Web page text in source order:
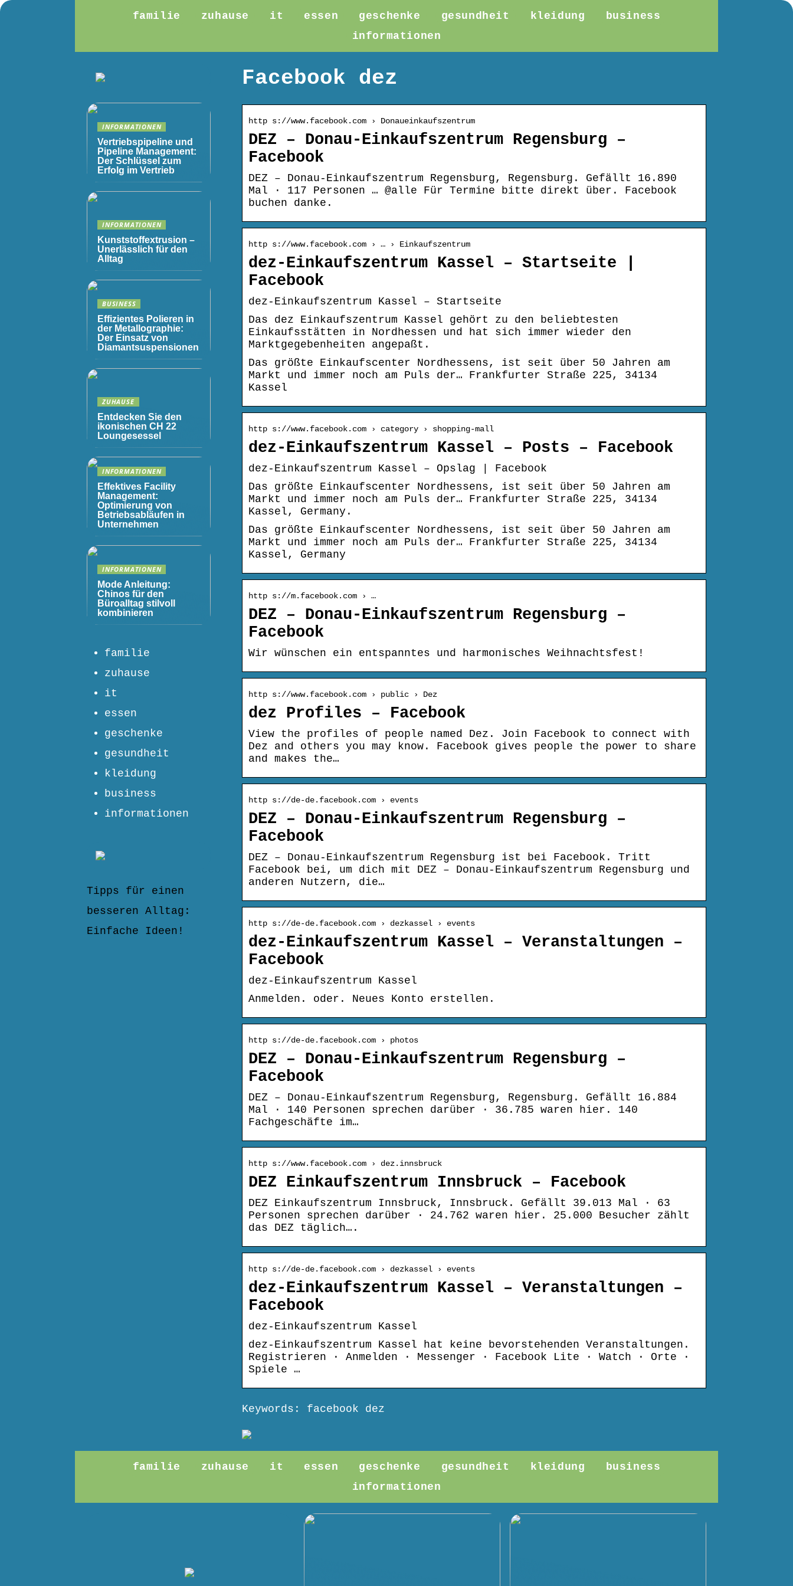
familie zuhause it essen geschenke gesundheit kleidung
business
informationen
Facebook dez
http s://www.facebook.com › Donaueinkaufszentrum
DEZ – Donau-Einkaufszentrum Regensburg –
Facebook
DEZ – Donau-Einkaufszentrum Regensburg, Regensburg. Gefällt 16.890
Mal · 117 Personen … @alle Für Termine bitte direkt über. Facebook
buchen danke.
http s://www.facebook.com › … › Einkaufszentrum
dez-Einkaufszentrum Kassel – Startseite |
Facebook
dez-Einkaufszentrum Kassel – Startseite
Das dez Einkaufszentrum Kassel gehört zu den beliebtesten
Einkaufsstätten in Nordhessen und hat sich immer wieder den
Marktgegebenheiten angepaßt.
Das größte Einkaufscenter Nordhessens, ist seit über 50 Jahren am
Markt und immer noch am Puls der… Frankfurter Straße 225, 34134
Kassel
http s://www.facebook.com › category › shopping-mall
dez-Einkaufszentrum Kassel – Posts – Facebook
dez-Einkaufszentrum Kassel – Opslag | Facebook
Das größte Einkaufscenter Nordhessens, ist seit über 50 Jahren am
Markt und immer noch am Puls der… Frankfurter Straße 225, 34134
Kassel, Germany.
Das größte Einkaufscenter Nordhessens, ist seit über 50 Jahren am
Markt und immer noch am Puls der… Frankfurter Straße 225, 34134
Kassel, Germany
http s://m.facebook.com › …
DEZ – Donau-Einkaufszentrum Regensburg –
Facebook
Wir wünschen ein entspanntes und harmonisches Weihnachtsfest!
http s://www.facebook.com › public › Dez
dez Profiles – Facebook
View the profiles of people named Dez. Join Facebook to connect with
Dez and others you may know. Facebook gives people the power to share
and makes the…
http s://de-de.facebook.com › events
DEZ – Donau-Einkaufszentrum Regensburg –
Facebook
DEZ – Donau-Einkaufszentrum Regensburg ist bei Facebook. Tritt
Facebook bei, um dich mit DEZ – Donau-Einkaufszentrum Regensburg und
anderen Nutzern, die…
http s://de-de.facebook.com › dezkassel › events
dez-Einkaufszentrum Kassel – Veranstaltungen –
Facebook
dez-Einkaufszentrum Kassel
Anmelden. oder. Neues Konto erstellen.
http s://de-de.facebook.com › photos
DEZ – Donau-Einkaufszentrum Regensburg –
Facebook
DEZ – Donau-Einkaufszentrum Regensburg, Regensburg. Gefällt 16.884
Mal · 140 Personen sprechen darüber · 36.785 waren hier. 140
Fachgeschäfte im…
http s://www.facebook.com › dez.innsbruck
DEZ Einkaufszentrum Innsbruck – Facebook
DEZ Einkaufszentrum Innsbruck, Innsbruck. Gefällt 39.013 Mal · 63
Personen sprechen darüber · 24.762 waren hier. 25.000 Besucher zählt
das DEZ täglich….
http s://de-de.facebook.com › dezkassel › events
dez-Einkaufszentrum Kassel – Veranstaltungen –
Facebook
dez-Einkaufszentrum Kassel
dez-Einkaufszentrum Kassel hat keine bevorstehenden Veranstaltungen.
Registrieren · Anmelden · Messenger · Facebook Lite · Watch · Orte ·
Spiele …
Keywords: facebook dez
INFORMATIONEN
Vertriebspipeline und
Pipeline Management:
Der Schlüssel zum
Erfolg im Vertrieb
INFORMATIONEN
Kunststoffextrusion –
Unerlässlich für den
Alltag
BUSINESS
Effizientes Polieren in
der Metallographie:
Der Einsatz von
Diamantsuspensionen
ZUHAUSE
Entdecken Sie den
ikonischen CH 22
Loungesessel
INFORMATIONEN
Effektives Facility
Management:
Optimierung von
Betriebsabläufen in
Unternehmen
INFORMATIONEN
Mode Anleitung:
Chinos für den
Büroalltag stilvoll
kombinieren
familie
zuhause
it
essen
geschenke
gesundheit
kleidung
business
informationen
Tipps für einen
besseren Alltag:
Einfache Ideen!
familie zuhause it essen geschenke gesundheit kleidung
business
informationen